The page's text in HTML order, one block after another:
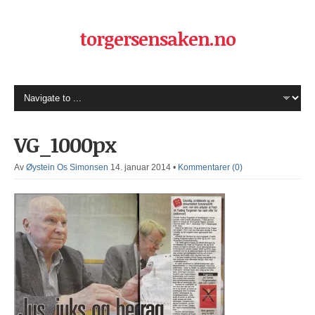
torgersensaken.no
VG_1000px
Av Øystein Os Simonsen 14. januar 2014 • Kommentarer (0)